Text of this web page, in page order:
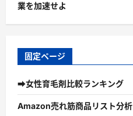
業を加速せよ
固定ページ
➡女性育毛剤比較ランキング
Amazon売れ筋商品リスト分析